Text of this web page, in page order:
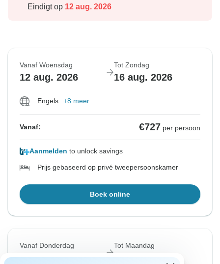
Eindigt op 12 aug. 2026
Vanaf Woensdag
12 aug. 2026
Tot Zondag
16 aug. 2026
Engels +8 meer
Vanaf: €727 per persoon
Aanmelden to unlock savings
Prijs gebaseerd op privé tweepersoonskamer
Boek online
Vanaf Donderdag
13 aug. 2026
Tot Maandag
17 aug. 2026